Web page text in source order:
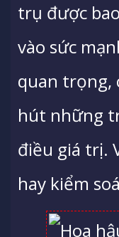
trụ được
vào sức
quan trọng,
hút những
điều giá trị.
hay kiểm